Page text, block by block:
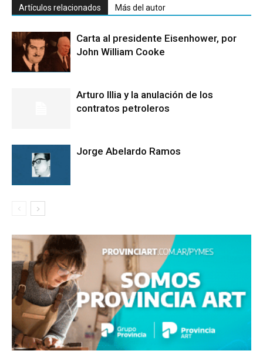
Artículos relacionados Más del autor
Carta al presidente Eisenhower, por
John William Cooke
Arturo Illia y la anulación de los
contratos petroleros
Jorge Abelardo Ramos